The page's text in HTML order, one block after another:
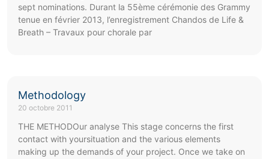
sept nominations. Durant la 55ème cérémonie des Grammy
tenue en février 2013, l’enregistrement Chandos de Life &
Breath – Travaux pour chorale par
Methodology
20 octobre 2011
THE METHODOur analyse This stage concerns the first
contact with yoursituation and the various elements
making up the demands of your project. Once we take on